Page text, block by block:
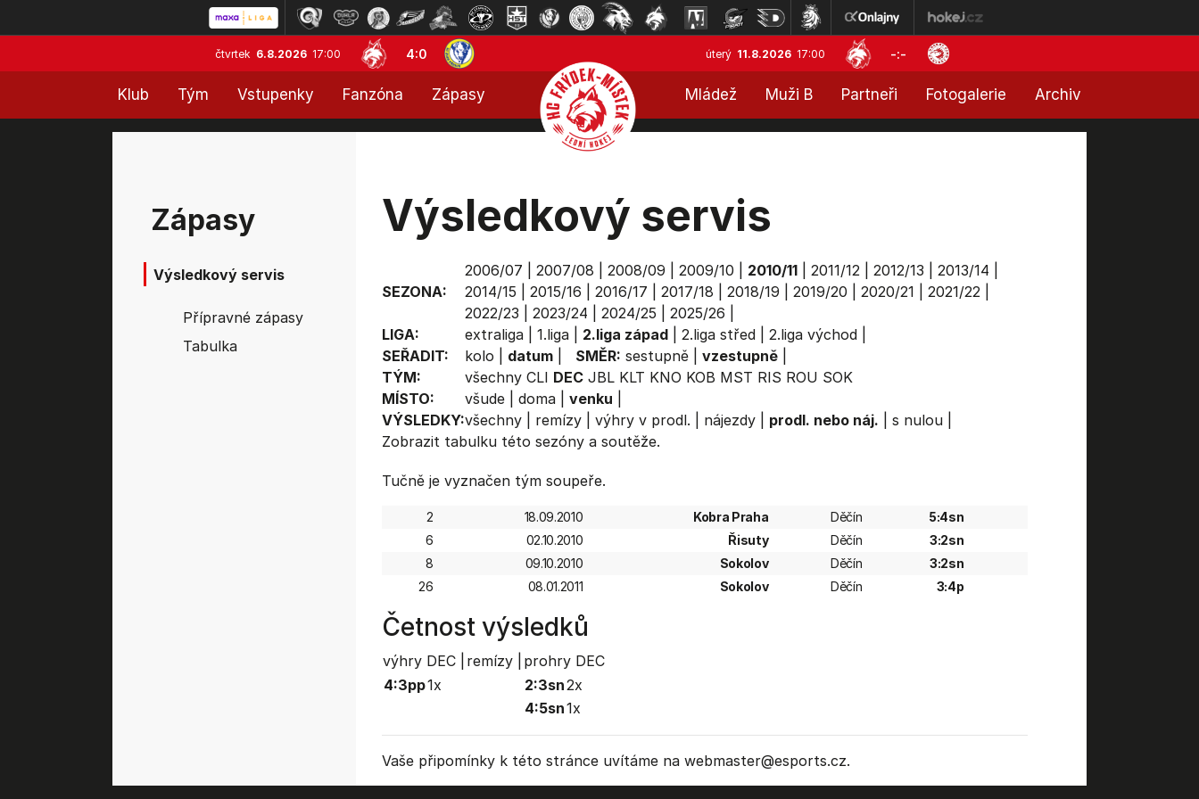
čtvrtek 6.8.2026 17:00 4:0 úterý 11.8.2026 17:00 -:-
Klub Tým Vstupenky Fanzóna Zápasy Mládež Muži B Partneři Fotogalerie Archiv
Zápasy
Výsledkový servis
Přípravné zápasy
Tabulka
Výsledkový servis
SEZONA:
2006/07 2007/08 2008/09 2009/10 2010/11| 2011/12| 2012/13 2013/14
2014/15
2015/16 2016/17 2017/18 2018/19 2019/20 2020/21 2021/22|
2022/23
2023/24 2024/25 2025/26
LIGA:
extraliga| 1.liga| 2.liga západ| 2.liga střed| 2.liga východ|
SEŘADIT:
kolo datum| SMĚR: sestupně| vzestupně|
TÝM:
všechny CLI DEC JBL KLT KNO KOB MST RIS ROU SOK
MÍSTO:
všude| doma| venku
VÝSLEDKY:všechny| remízy| výhry v prodl. nájezdy| prodl. nebo náj. s nulou|
Zobrazit tabulkutéto sezóny a soutěže.
Tučně je vyznačen tým soupeře.
2 18.09.2010 Kobra Praha Děčín
5:4sn
6
02.10.2010 Řisuty Děčín
3:2sn
8
09.10.2010 Sokolov Děčín
3:2sn
26
08.01.2011 Sokolov Děčín 3:4p
Četnost výsledků
výhry DEC | remízy |
prohry DEC
4:3pp1x 2:3sn2x
4:5sn1x
Vaše připomínky k této stránce uvítáme na webmaster@esports.cz.